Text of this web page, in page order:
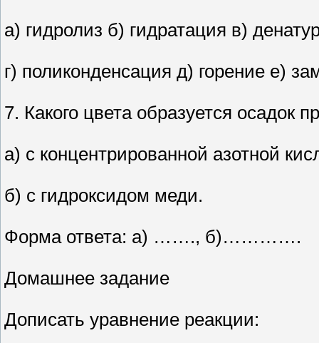
а) гидролиз б) гидратация в)
г) поликонденсация д) горение е)
7. Какого цвета образуется осадок
а) с концентрированной азотной
б) с гидроксидом меди.
Форма ответа: а) ……., б)………….
Домашнее задание
Дописать уравнение реакции: